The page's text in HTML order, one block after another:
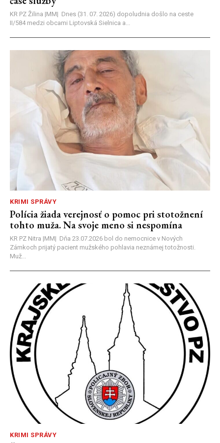
KR PZ Žilina |MM| Dnes (31. 07. 2026) dopoludnia došlo na ceste
II/584 medzi obcami Liptovská Sielnica a...
KRIMI SPRÁVY
Polícia žiada verejnosť o pomoc pri stotožnení
tohto muža. Na svoje meno si nespomína
KR PZ Nitra |MM| Dňa 23.07.2026 bol do nemocnice v Nových
Zámkoch prijatý pacient mužského pohlavia neznámej totožnosti.
Muž...
KRIMI SPRÁVY